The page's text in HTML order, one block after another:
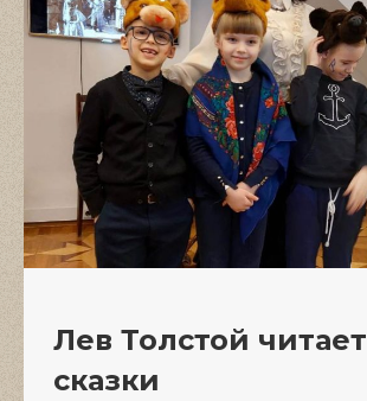
Лев Толстой читает
сказки